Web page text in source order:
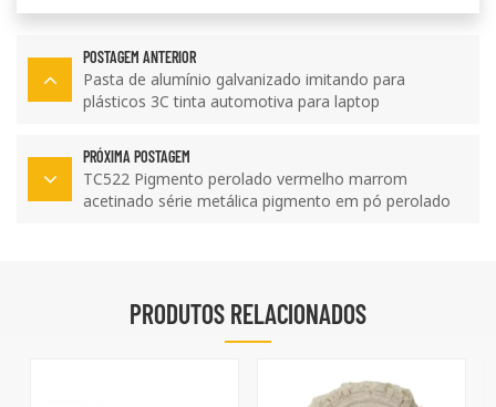
POSTAGEM ANTERIOR
Pasta de alumínio galvanizado imitando para
plásticos 3C tinta automotiva para laptop
PRÓXIMA POSTAGEM
TC522 Pigmento perolado vermelho marrom
acetinado série metálica pigmento em pó perolado
PRODUTOS RELACIONADOS